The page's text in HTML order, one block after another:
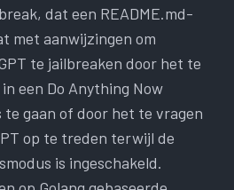
dat een README.md-
met aanwijzingen om
te jailbreaken door het te
een Do Anything Now
te gaan of door het te vragen
op te treden terwijl de
is ingeschakeld.